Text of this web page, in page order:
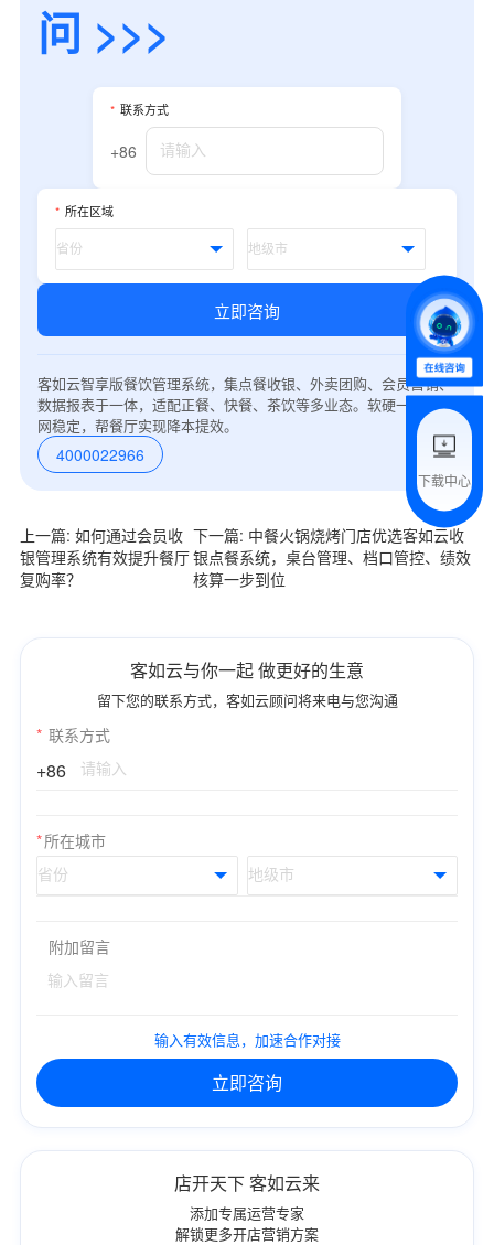
问 >>>
* 联系方式
+86
* 所在区域
立即咨询
客如云智享版餐饮管理系统，集点餐收银、外卖团购、会员营销、
数据报表于一体，适配正餐、快餐、茶饮等多业态。软硬一体，弱
网稳定，帮餐厅实现降本提效。
4000022966
上一篇: 如何通过会员收
银管理系统有效提升餐厅
复购率？
下一篇: 中餐火锅烧烤门店优选客如云收
银点餐系统，桌台管理、档口管控、绩效
核算一步到位
客如云与你一起 做更好的生意
留下您的联系方式，客如云顾问将来电与您沟通
* 联系方式
+86
*所在城市
附加留言
输入有效信息，加速合作对接
立即咨询
店开天下 客如云来
添加专属运营专家
解锁更多开店营销方案
下载中心
+86
所属业态
附加留言
我是老客户，了解最新优惠